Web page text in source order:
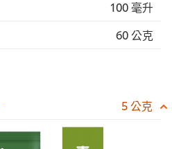
100 毫升
60 公克
5 公克